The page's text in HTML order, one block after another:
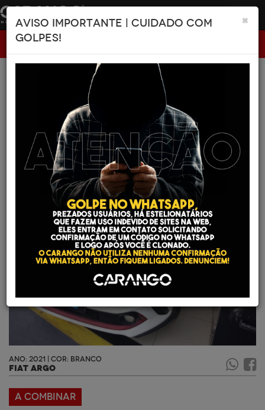
×
AVISO IMPORTANTE | CUIDADO COM
GOLPES!
N.A VEÍCULOS
Ordenar Listagem:
ANO: 2021 | COR: BRANCO
FIAT ARGO
A COMBINAR